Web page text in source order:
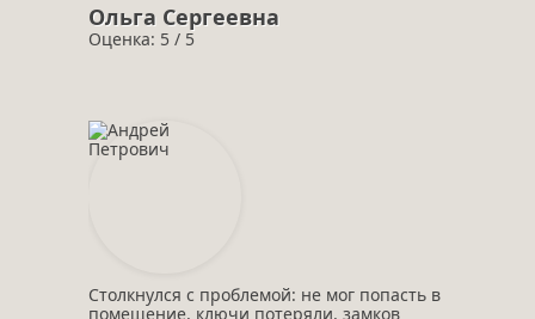
Ольга Сергеевна
Оценка: 5 / 5
Столкнулся с проблемой: не мог попасть в
помещение, ключи потеряли, замков